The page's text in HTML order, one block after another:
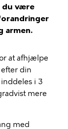
du være
armen.
at afhjælpe
din
i 3
mere
med